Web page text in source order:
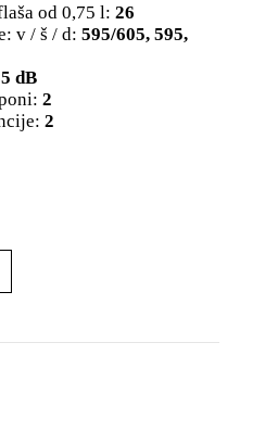
od 0,75 l: 26
v / š / d: 595/605, 595,
dB
2
2